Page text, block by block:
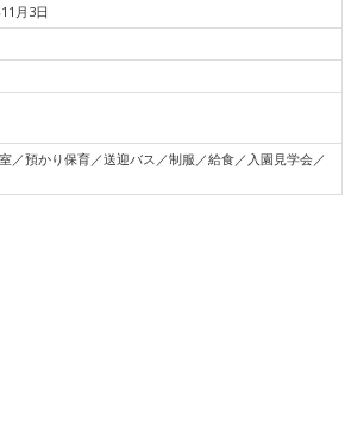
月3日
／預かり保育／送迎バス／制服／給食／入園見学会／